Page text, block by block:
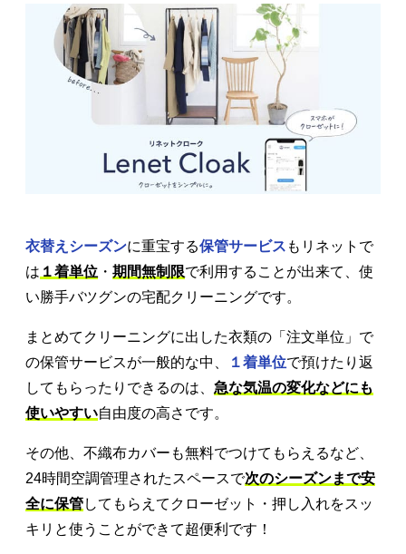
衣替えシーズンに重宝する保管サービス もリネットで
は １着単位 ・ 期間無制限で利用することが出来て、使
い勝手バツグンの宅配クリーニングです。
まとめてクリーニングに出した衣類の「注文単位」で
の保管サービスが一般的な中、
１着単位で預けたり返
してもらったりできるのは、 急な気温の変化などにも
使いやすい自由度の高さです。
その他、不織布カバーも無料でつけてもらえるなど、
24時間空調管理されたスペースで次のシーズンまで安
全に保管してもらえてクローゼット・押し入れをスッ
キリと使うことができて超便利です！